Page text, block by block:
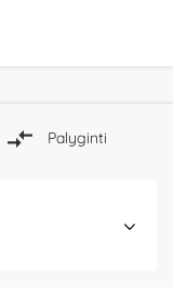
Palyginti